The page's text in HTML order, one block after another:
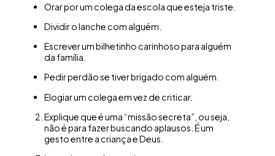
Orar por um colega da escola que esteja triste.
Dividir o lanche com alguém.
Escrever um bilhetinho carinhoso para alguém
da família.
Pedir perdão se tiver brigado com alguém.
Elogiar um colega em vez de criticar.
Explique que é uma “missão secreta”, ou seja,
não é para fazer buscando aplausos. É um
gesto entre a criança e Deus.